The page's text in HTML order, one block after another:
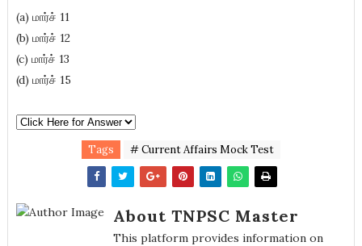
(a) மார்ச் 11
(b) மார்ச் 12
(c) மார்ச் 13
(d) மார்ச் 15
Tags # Current Affairs Mock Test
About TNPSC Master
This platform provides information on